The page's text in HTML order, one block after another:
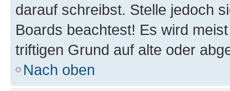
darauf schreibst. Stelle jedoch
Boards beachtest! Es wird
triftigen Grund auf alte oder
Nach oben